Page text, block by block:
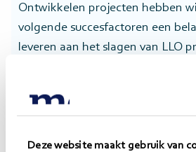
Deze website maakt gebruik van
Ontwikkelen projecten hebben
volgende succesfactoren een
leveren aan het slagen van LLO
Schaalbaar, flexibel onderwijs
vraagt om vergaande
processen;